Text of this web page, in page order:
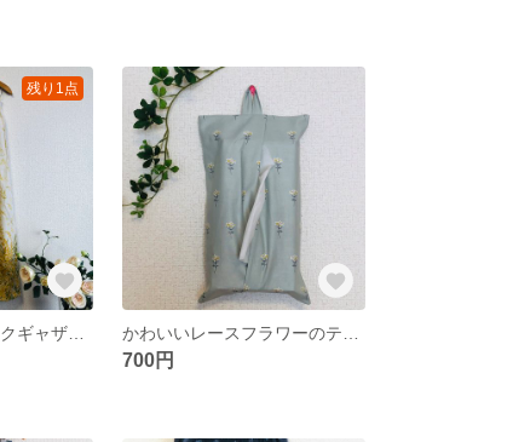
残り1点
700円